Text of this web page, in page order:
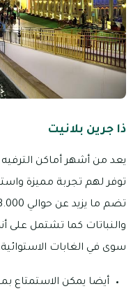
ذا جرين بلانيت
يعد من أشهر أماكن
توفر لهم تجربة مميزة
والنباتات كما تشتمل على
سوى في الغابات الاستوائية:
أيضا يمكن الاستمتاع